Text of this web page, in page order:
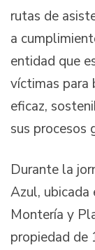
rutas de
a
entidad que
víctimas para
eficaz,
sus procesos
Durante la
Azul,
Montería y
propiedad de